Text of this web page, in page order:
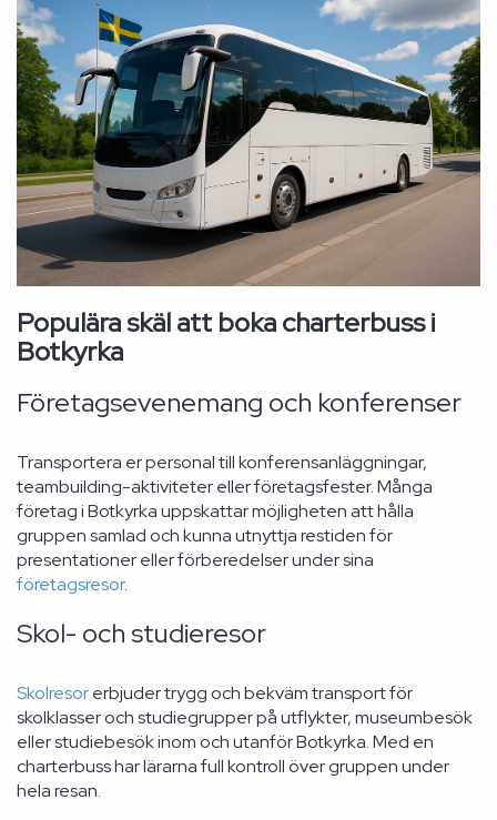
Populära skäl att boka charterbuss i
Botkyrka
Företagsevenemang och konferenser
Transportera er personal till konferensanläggningar,
teambuilding-aktiviteter eller företagsfester. Många
företag i Botkyrka uppskattar möjligheten att hålla
gruppen samlad och kunna utnyttja restiden för
presentationer eller förberedelser under sina
företagsresor.
Skol- och studieresor
Skolresorerbjuder trygg och bekväm transport för
skolklasser och studiegrupper på utflykter, museumbesök
eller studiebesök inom och utanför Botkyrka. Med en
charterbuss har lärarna full kontroll över gruppen under
hela resan.